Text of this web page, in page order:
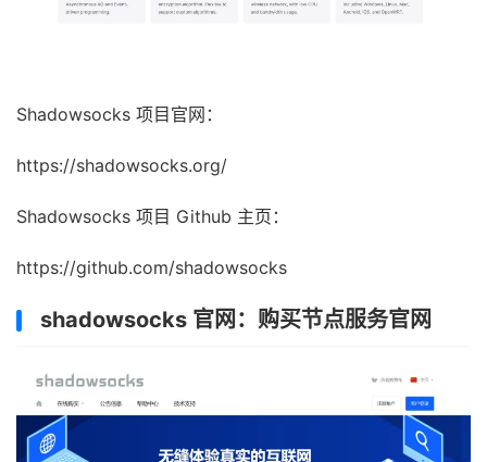
Shadowsocks 项目官网：
https://shadowsocks.org/
Shadowsocks 项目 Github 主页：
https://github.com/shadowsocks
shadowsocks 官网：购买节点服务官网